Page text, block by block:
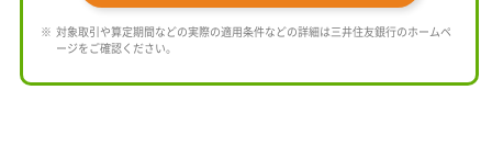
対象取引や算定期間などの実際の適用条件などの詳細は三井住友銀行のホームペ
ージをご確認ください。